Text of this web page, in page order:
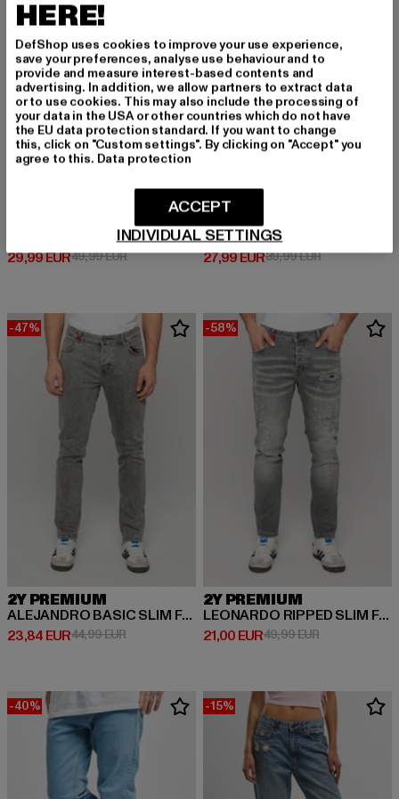
MIGUEL RIPPED SLIM FIT JEANS
29,99 EUR
Derzeitiger Preis: 29,99 EUR
49,99 EURAktionspreis: 49,99 EUR
2Y PREMIUM
B8639
27,99 EUR
Derzeitiger Preis: 27,99 EUR
39,99 EURAktionspreis:
-47%
2Y PREMIUM
ALEJANDRO BASIC SLIM FIT JEANS
23,84 EUR
Derzeitiger Preis: 23,84 EUR
44,99 EURAktionspreis: 44,99 EUR
-58%
2Y PREMIUM
LEONARDO RIPPED SLIM FIT JEANS
21,00 EUR
Derzeitiger Preis: 21,00 EUR
49,99 EURAktionspreis:
-40% -15%
HERE!
DefShop uses cookies to improve your use experience,
save your preferences, analyse use behaviour and to
provide and measure interest-based contents and
advertising. In addition, we allow partners to extract data
or to use cookies. This may also include the processing of
your data in the USA or other countries which do not have
the EU data protection standard. If you want to change
this, click on "Custom settings". By clicking on "Accept" you
agree to this. Data protection
INDIVIDUAL SETTINGS
ACCEPT